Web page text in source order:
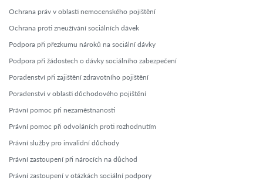
Ochrana práv v oblasti nemocenského pojištění
Ochrana proti zneužívání sociálních dávek
Podpora při přezkumu nároků na sociální dávky
Podpora při žádostech o dávky sociálního zabezpečení
Poradenství při zajištění zdravotního pojištění
Poradenství v oblasti důchodového pojištění
Právní pomoc při nezaměstnanosti
Právní pomoc při odvoláních proti rozhodnutím
Právní služby pro invalidní důchody
Právní zastoupení při nárocích na důchod
Právní zastoupení v otázkách sociální podpory